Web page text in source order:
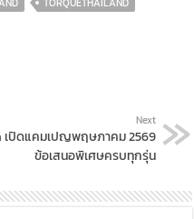
Next
เปิดแคมเปญพฤษภาคม 2569
ข้อเสนอพิเศษครบทุกรุ่น